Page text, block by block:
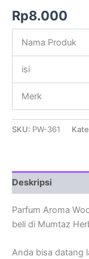
Rp8.000
Nama Produk
isi
Merk
SKU: PW-361
Deskripsi
Parfum Aroma
beli di Mumtaz
Anda bisa datang